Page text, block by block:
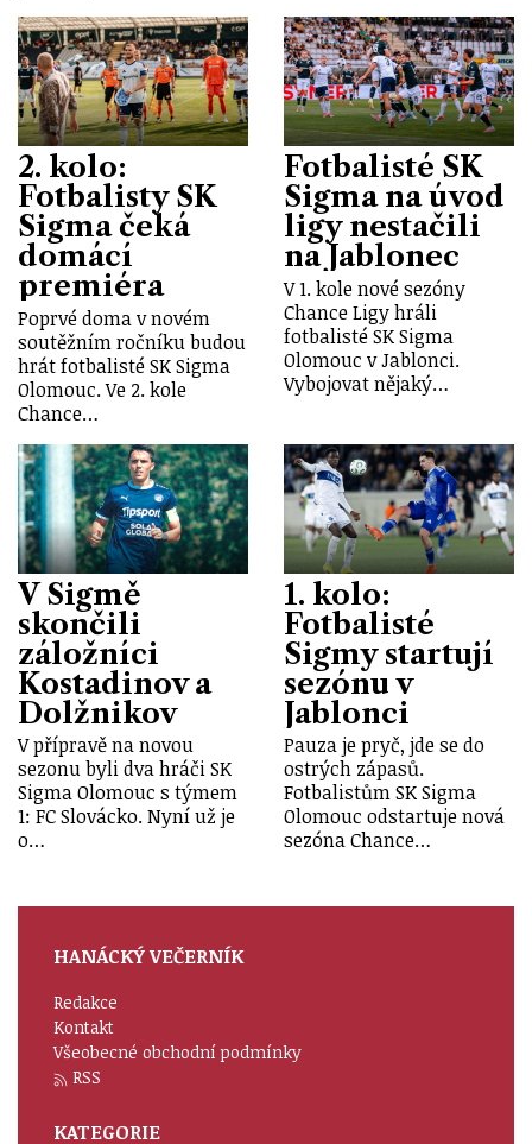
2. kolo:
Fotbalisty SK
Sigma čeká
domácí
premiéra
Poprvé doma v novém
soutěžním ročníku budou
hrát fotbalisté SK Sigma
Olomouc. Ve 2. kole
Chance…
Fotbalisté SK
Sigma na úvod
ligy nestačili
na Jablonec
V 1. kole nové sezóny
Chance Ligy hráli
fotbalisté SK Sigma
Olomouc v Jablonci.
Vybojovat nějaký…
V Sigmě
skončili
záložníci
Kostadinov a
Dolžnikov
V přípravě na novou
sezonu byli dva hráči SK
Sigma Olomouc s týmem
1: FC Slovácko. Nyní už je
o…
1. kolo:
Fotbalisté
Sigmy startují
sezónu v
Jablonci
Pauza je pryč, jde se do
ostrých zápasů.
Fotbalistům SK Sigma
Olomouc odstartuje nová
sezóna Chance…
HANÁCKÝ VEČERNÍK
Redakce
Kontakt
Všeobecné obchodní podmínky
RSS
KATEGORIE